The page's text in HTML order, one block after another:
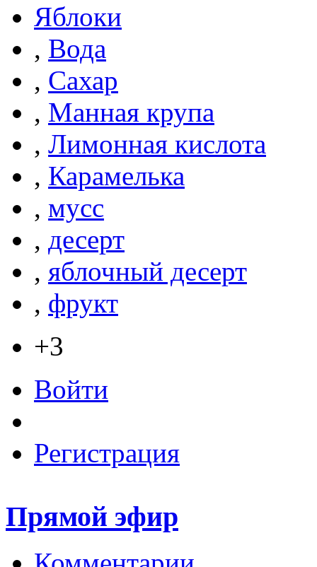
Яблоки
, Вода
, Сахар
, Манная крупа
, Лимонная кислота
, Карамелька
, мусс
, десерт
, яблочный десерт
, фрукт
+3
Войти
Регистрация
Прямой эфир